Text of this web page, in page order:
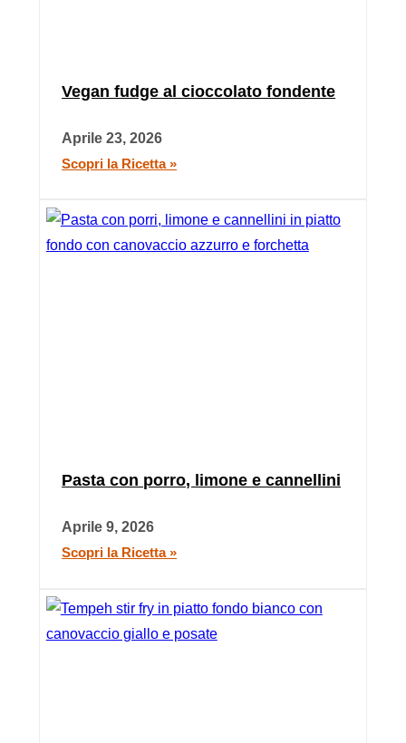
Vegan fudge al cioccolato fondente
Aprile 23, 2026
Scopri la Ricetta »
Pasta con porro, limone e cannellini
Aprile 9, 2026
Scopri la Ricetta »